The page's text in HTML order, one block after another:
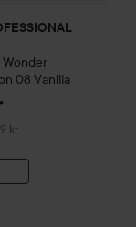
Wonder
08 Vanilla
kr pris 199 kr